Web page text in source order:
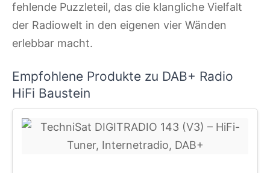
fehlende Puzzleteil, das die klangliche Vielfalt
der Radiowelt in den eigenen vier Wänden
erlebbar macht.
Empfohlene Produkte zu DAB+ Radio
HiFi Baustein